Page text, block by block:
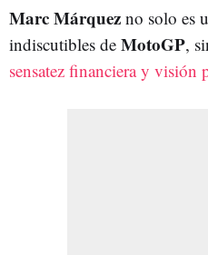
Marc Márquez no solo es
indiscutibles de MotoGP,
sensatez financiera y visión